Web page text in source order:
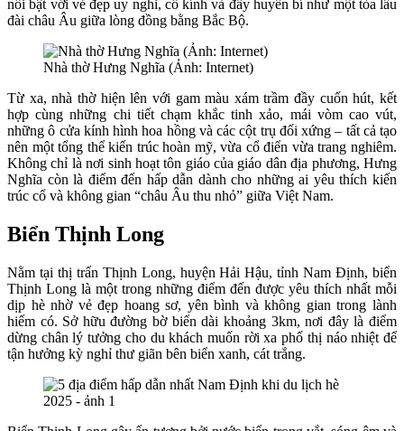
nổi bật với vẻ đẹp uy nghi, cổ kính và đầy huyền bí như một tòa lâu
đài châu Âu giữa lòng đồng bằng Bắc Bộ.
Nhà thờ Hưng Nghĩa (Ảnh: Internet)
Từ xa, nhà thờ hiện lên với gam màu xám trầm đầy cuốn hút, kết
hợp cùng những chi tiết chạm khắc tinh xảo, mái vòm cao vút,
những ô cửa kính hình hoa hồng và các cột trụ đối xứng – tất cả tạo
nên một tổng thể kiến trúc hoàn mỹ, vừa cổ điển vừa trang nghiêm.
Không chỉ là nơi sinh hoạt tôn giáo của giáo dân địa phương, Hưng
Nghĩa còn là điểm đến hấp dẫn dành cho những ai yêu thích kiến
trúc cổ và không gian “châu Âu thu nhỏ” giữa Việt Nam.
Biển Thịnh Long
Nằm tại thị trấn Thịnh Long, huyện Hải Hậu, tỉnh Nam Định, biển
Thịnh Long là một trong những điểm đến được yêu thích nhất mỗi
dịp hè nhờ vẻ đẹp hoang sơ, yên bình và không gian trong lành
hiếm có. Sở hữu đường bờ biển dài khoảng 3km, nơi đây là điểm
dừng chân lý tưởng cho du khách muốn rời xa phố thị náo nhiệt để
tận hưởng kỳ nghỉ thư giãn bên biển xanh, cát trắng.